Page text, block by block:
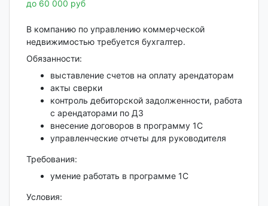
до 60 000 руб
В компанию по управлению коммерческой
недвижимостью требуется бухгалтер.
Обязанности:
выставление счетов на оплату арендаторам
акты сверки
контроль дебиторской задолженности, работа
с арендаторами по ДЗ
внесение договоров в программу 1С
управленческие отчеты для руководителя
Требования:
умение работать в программе 1С
Условия: